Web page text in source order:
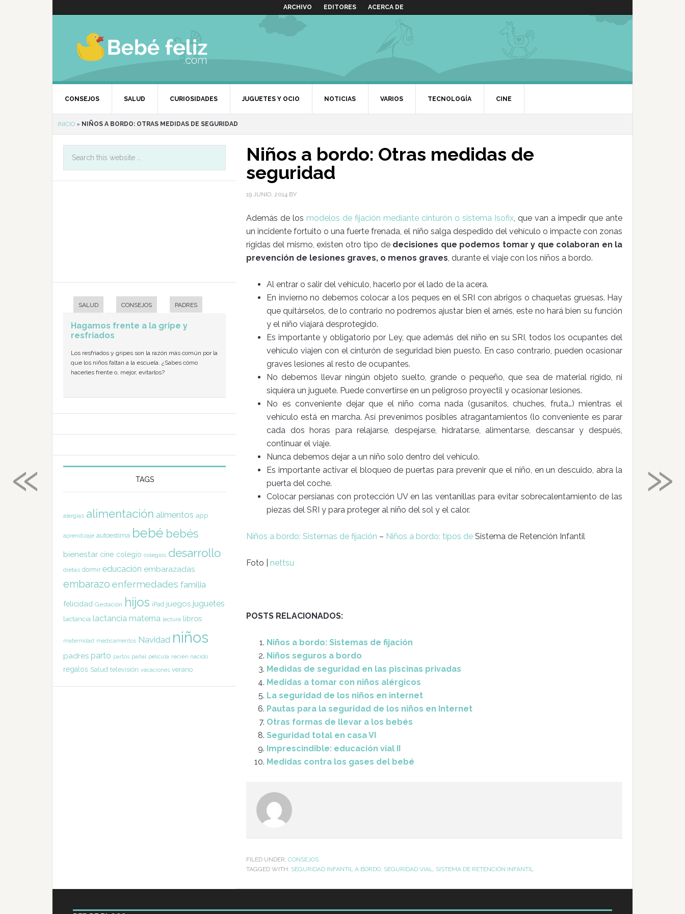
ARCHIVO EDITORES ACERCA DE
CONSEJOS SALUD CURIOSIDADES JUGUETES Y OCIO NOTICIAS VARIOS TECNOLOGÍA CINE
INICIO » NIÑOS A BORDO: OTRAS MEDIDAS DE SEGURIDAD
Niños a bordo: Otras medidas de
seguridad
19 JUNIO, 2014 BY
Además de los modelos de fijación mediante cinturón o sistema Isofix, que van a impedir que ante
un incidente fortuito o una fuerte frenada, el niño salga despedido del vehículo o impacte con zonas
rígidas del mismo, existen otro tipo de decisiones que podemos tomar y que colaboran en la
prevención de lesiones graves, o menos graves, durante el viaje con los niños a bordo.
Al entrar o salir del vehículo, hacerlo por el lado de la acera.
En invierno no debemos colocar a los peques en el SRI con abrigos o chaquetas gruesas. Hay
que quitárselos, de lo contrario no podremos ajustar bien el arnés, este no hará bien su función
y el niño viajará desprotegido.
Es importante y obligatorio por Ley, que además del niño en su SRI, todos los ocupantes del
vehículo viajen con el cinturón de seguridad bien puesto. En caso contrario, pueden ocasionar
graves lesiones al resto de ocupantes.
No debemos llevar ningún objeto suelto, grande o pequeño, que sea de material rígido, ni
siquiera un juguete. Puede convertirse en un peligroso proyectil y ocasionar lesiones.
No es conveniente dejar que el niño coma nada (gusanitos, chuches, fruta…) mientras el
vehículo está en marcha. Así prevenimos posibles atragantamientos (lo conveniente es parar
cada dos horas para relajarse, despejarse, hidratarse, alimentarse, descansar y después,
continuar el viaje.
Nunca debemos dejar a un niño solo dentro del vehículo.
Es importante activar el bloqueo de puertas para prevenir que el niño, en un descuido, abra la
puerta del coche.
Colocar persianas con protección UV en las ventanillas para evitar sobrecalentamiento de las
piezas del SRI y para proteger al niño del sol y el calor.
Niños a bordo: Sistemas de fijación – Niños a bordo: tipos de Sistema de Retención Infantil
Foto | nettsu
POSTS RELACIONADOS:
Niños a bordo: Sistemas de fijación
Niños seguros a bordo
Medidas de seguridad en las piscinas privadas
Medidas a tomar con niños alérgicos
La seguridad de los niños en internet
Pautas para la seguridad de los niños en Internet
Otras formas de llevar a los bebés
Seguridad total en casa VI
Imprescindible: educación vial II
Medidas contra los gases del bebé
FILED UNDER: CONSEJOS
TAGGED WITH: SEGURIDAD INFANTIL A BORDO, SEGURIDAD VIAL, SISTEMA DE RETENCIÓN INFANTIL
SALUD CONSEJOS PADRES
Hagamos frente a la gripe y
resfriados
Los resfriados y gripes son la razón más común por la
que los niños faltan a la escuela. ¿Sabes cómo
hacerles frente o, mejor, evitarlos?
TAGS
alergias alimentación alimentos app
aprendizaje autoestima bebé bebés
bienestar cine colegio colegios desarrollo
dietas dormir educación embarazadas
embarazo enfermedades familia
felicidad Gestación hijos iPad juegos juguetes
lactancia lactancia materna lectura libros
maternidad medicamentos Navidad niños
padres parto partos pañal película recién nacido
regalos Salud televisión vacaciones verano
»
«